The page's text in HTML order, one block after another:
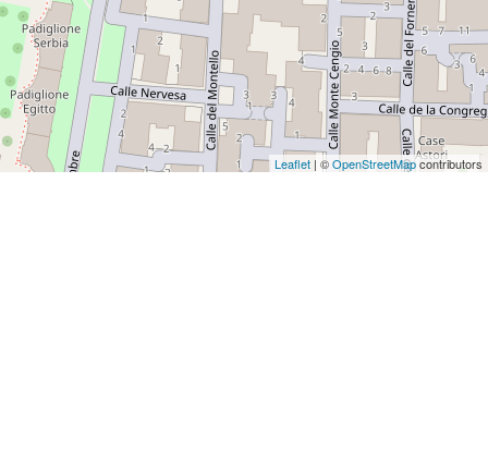
Leaflet | ©OpenStreetMapcontributors